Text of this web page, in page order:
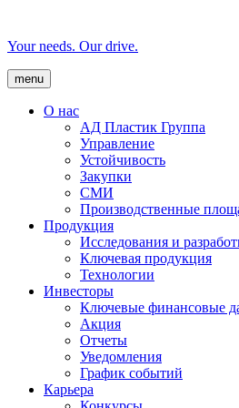
Your needs. Our drive.
menu
О нас
AД Пластик Группа
Управление
Устойчивость
Закупки
СМИ
Производственные
Продукция
Исследования и
Ключевая продукция
Технологии
Инвесторы
Ключевые финансовые
Акция
Отчеты
Уведомления
График событий
Карьера